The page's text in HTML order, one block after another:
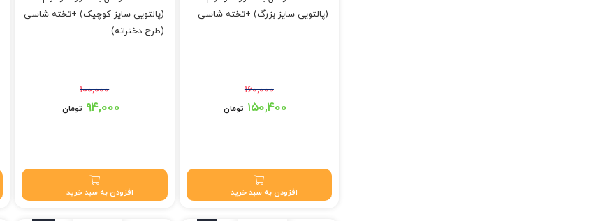
(پالتویی سایز بزرگ) +تخته شاسی
۱۶۰,۰۰۰
قیمت اصلی: ۱۶۰,۰۰۰ تومان بود.۱۵۰,۴۰۰ تومان
افزودن به سبد خرید
(پالتویی سایز کوچیک) +تخته شاسی
(طرح دخترانه)
۱۰۰,۰۰۰
قیمت اصلی: ۱۰۰,۰۰۰ تومان بود.۹۴,۰۰۰ تومان
افزودن به سبد خرید